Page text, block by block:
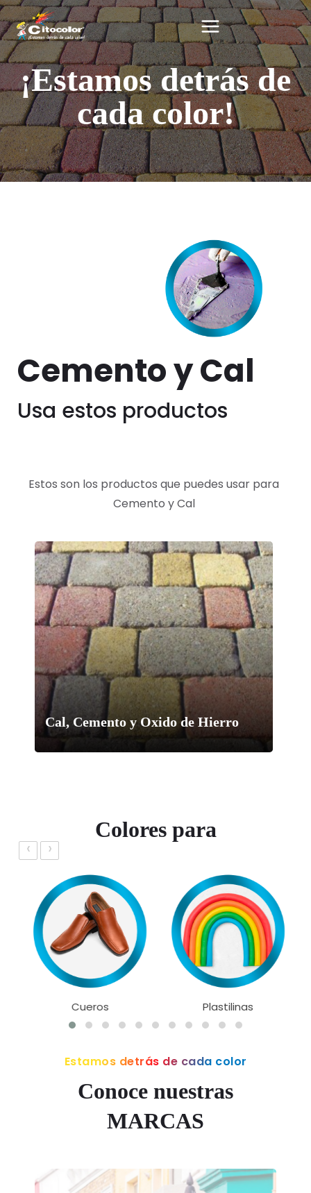
¡Estamos detrás de
cada color!
Cemento y Cal
Usa estos productos
Estos son los productos que puedes usar para
Cemento y Cal
Cal, Cemento y Oxido de Hierro
Colores para
Cueros Plastilinas
‹ ›
Estamos detrás de cada color
Conoce nuestras
MARCAS